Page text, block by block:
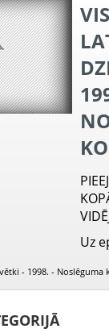
Uz
- 1998. - Noslēguma